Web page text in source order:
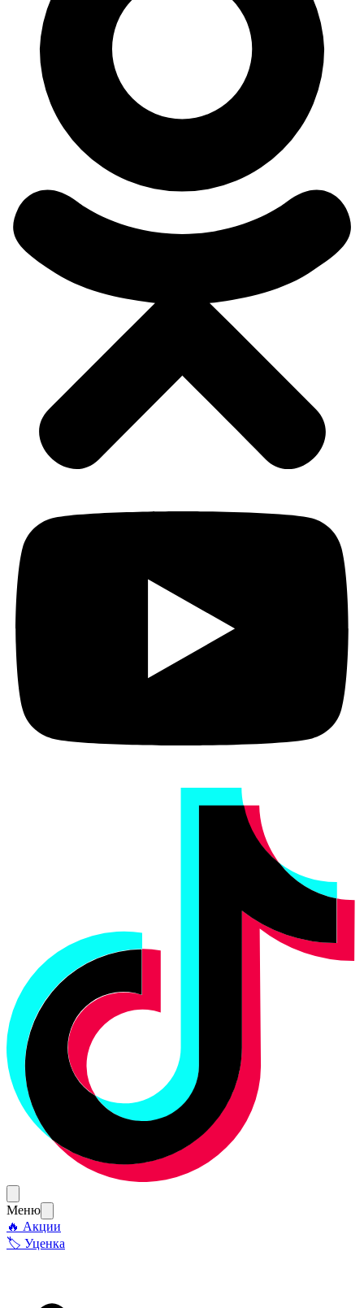
Меню
🔥 Акции
🏷 Уценка